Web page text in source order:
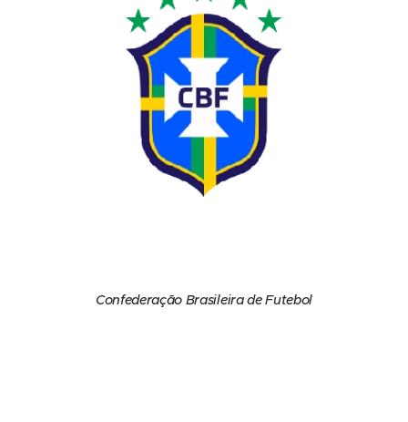
Confederação Brasileira de Futebol